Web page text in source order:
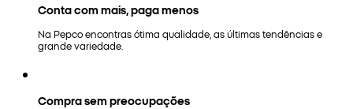
Conta com mais, paga menos
Na Pepco encontras ótima qualidade, as últimas tendências e
grande variedade.
Compra sem preocupações